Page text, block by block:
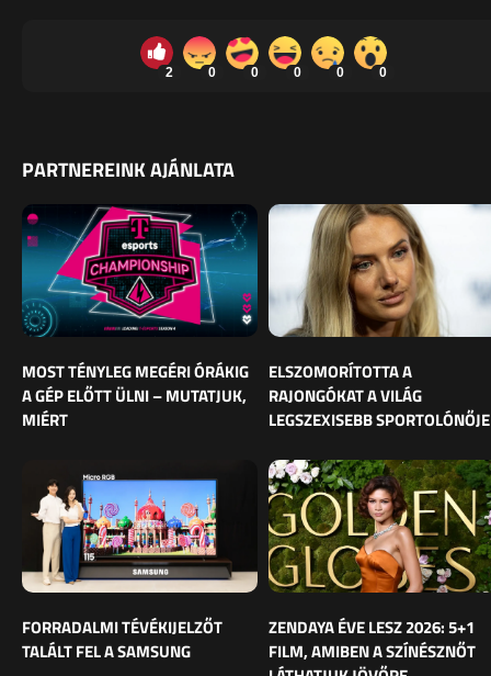
2 0 0 0 0 0
PARTNEREINK AJÁNLATA
MOST TÉNYLEG MEGÉRI ÓRÁKIG
A GÉP ELŐTT ÜLNI – MUTATJUK,
MIÉRT
ELSZOMORÍTOTTA A
RAJONGÓKAT A VILÁG
LEGSZEXISEBB SPORTOLÓNŐJE
FORRADALMI TÉVÉKIJELZŐT
TALÁLT FEL A SAMSUNG
ZENDAYA ÉVE LESZ 2026: 5+1
FILM, AMIBEN A SZÍNÉSZNŐT